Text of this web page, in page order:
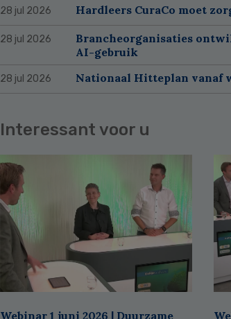
28 jul 2026 Hardleers CuraCo moet
28 jul 2026
Brancheorganisaties
AI-gebruik
28 jul 2026 Nationaal Hitteplan vanaf
Interessant voor u
Webinar 1 juni 2026 | Duurzame